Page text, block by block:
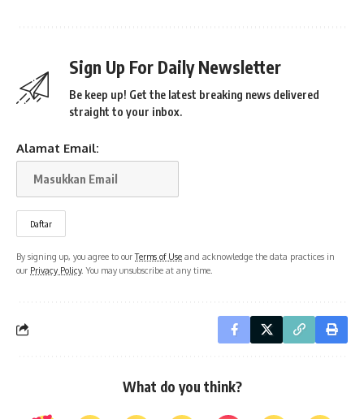
Sign Up For Daily Newsletter
Be keep up! Get the latest breaking news delivered
straight to your inbox.
Alamat Email:
By signing up, you agree to ourTerms of Use and acknowledge the data practices in
our Privacy Policy. You may unsubscribe at any time.
What do you think?